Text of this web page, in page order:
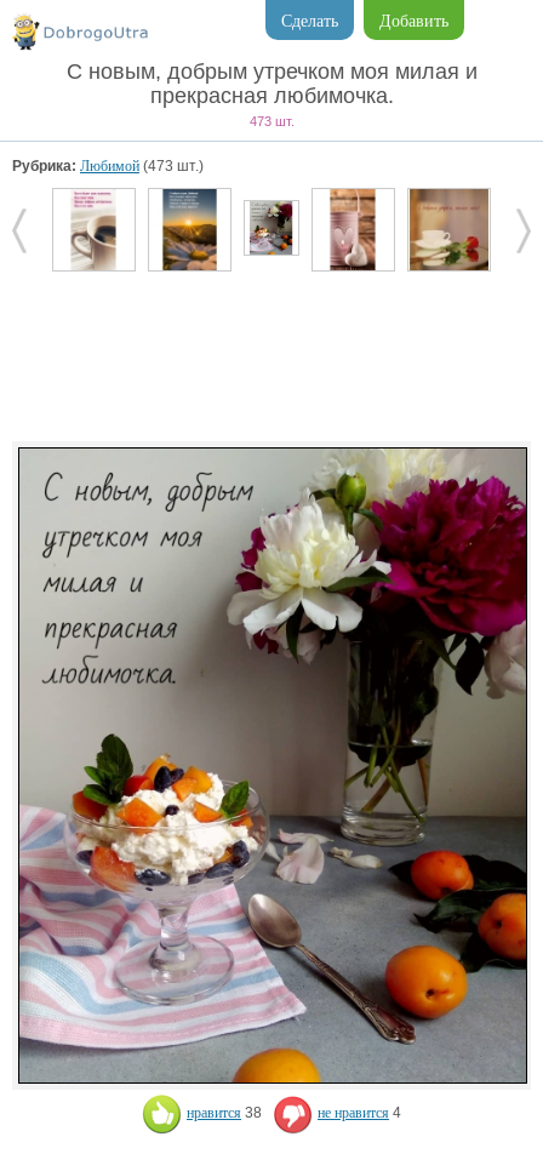
Добавить
Сделать
С новым, добрым утречком моя милая и
прекрасная любимочка.
473 шт.
Рубрика: Любимой (473 шт.)
нравится 38 не нравится 4